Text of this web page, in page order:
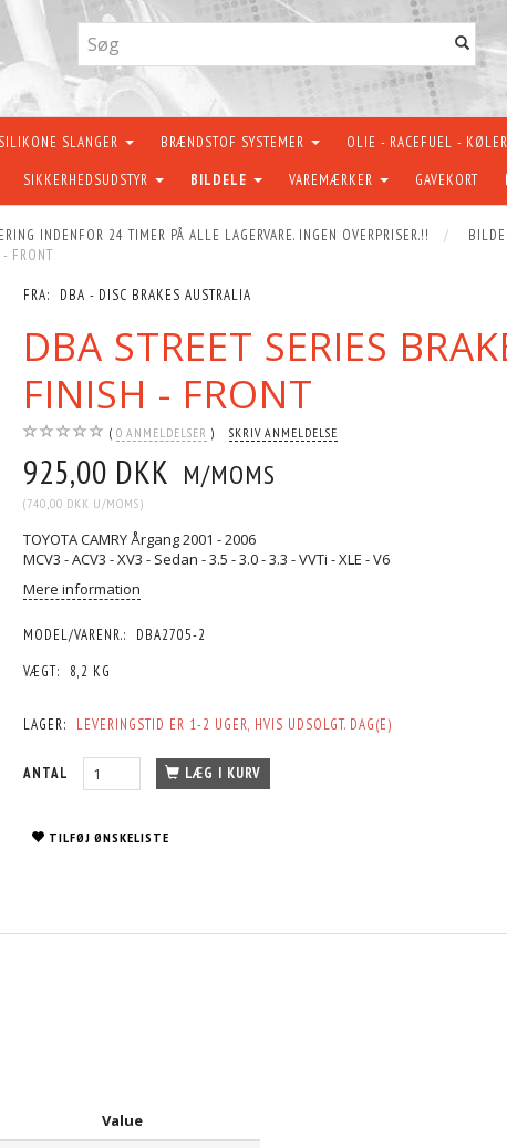
SILIKONE SLANGER BRÆNDSTOF SYSTEMER OLIE - RACEFUEL -
SIKKERHEDSUDSTYR BILDELE VAREMÆRKER GAVEKORT
INDENFOR 24 TIMER PÅ ALLE LAGERVARE. INGEN OVERPRISER.!!
FRONT
FRA: DBA - DISC BRAKES AUSTRALIA
DBA STREET SERIES
FINISH - FRONT
0 ANMELDELSER SKRIV ANMELDELSE
925,00 DKK M/MOMS
(740,00 DKK U/MOMS)
TOYOTA CAMRY Årgang 2001 - 2006
MCV3 - ACV3 - XV3 - Sedan - 3.5 - 3.0 - 3.3 - VVTi - XLE - V6
Mere information
MODEL/VARENR.:
DBA2705-2
VÆGT:
8,2 KG
LAGER: LEVERINGSTID ER 1-2 UGER, HVIS UDSOLGT. DAG(E)
ANTAL LÆG I KURV
TILFØJ ØNSKELISTE
Value